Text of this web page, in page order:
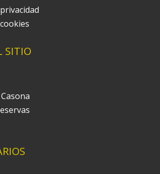
SITIO